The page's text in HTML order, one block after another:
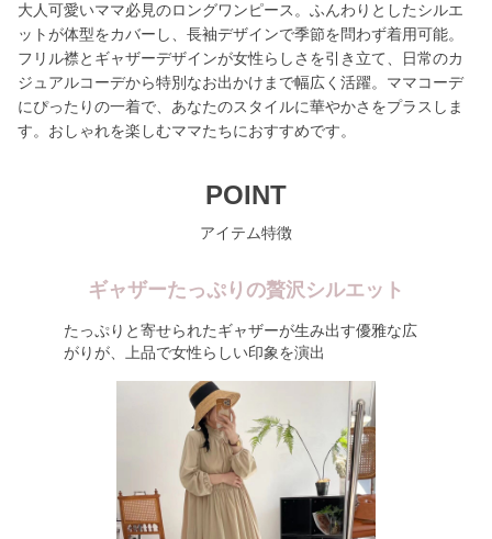
大人可愛いママ必見のロングワンピース。ふんわりとしたシルエ
ットが体型をカバーし、長袖デザインで季節を問わず着用可能。
フリル襟とギャザーデザインが女性らしさを引き立て、日常のカ
ジュアルコーデから特別なお出かけまで幅広く活躍。ママコーデ
にぴったりの一着で、あなたのスタイルに華やかさをプラスしま
す。おしゃれを楽しむママたちにおすすめです。
POINT
アイテム特徴
ギャザーたっぷりの贅沢シルエット
たっぷりと寄せられたギャザーが生み出す優雅な広
がりが、上品で女性らしい印象を演出